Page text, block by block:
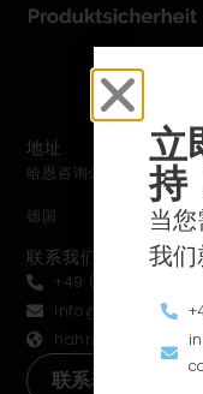
地址
哈恩咨询公司 罗森哈格 13
德国
联系我们
+49 (0) 176 7257
info@hahn-
hahn-
联系表格
立
持
当
我们